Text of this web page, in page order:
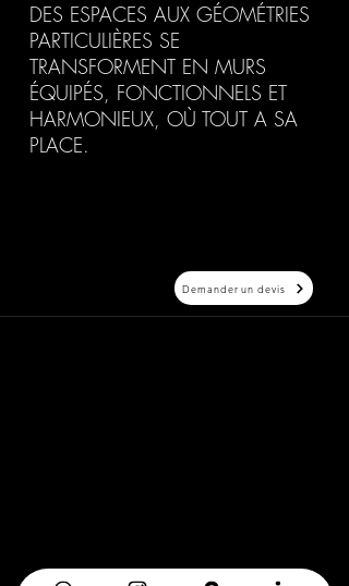
DES ESPACES AUX GÉOMÉTRIES
PARTICULIÈRES SE
TRANSFORMENT EN MURS
ÉQUIPÉS, FONCTIONNELS ET
HARMONIEUX, OÙ TOUT A SA
PLACE.
Demander un devis